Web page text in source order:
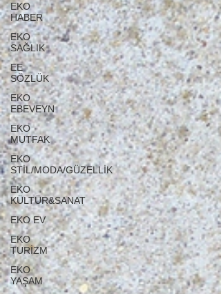
EKO
HABER
EKO
SAĞLIK
EE
SÖZLÜK
EKO
EBEVEYN
EKO
MUTFAK
EKO
STİL/MODA/GÜZELLİK
EKO
KÜLTÜR&SANAT
EKO EV
EKO
TURİZM
EKO
YAŞAM